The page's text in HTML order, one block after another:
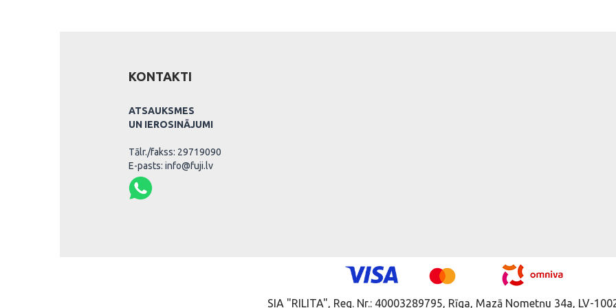
KONTAKTI
ATSAUKSMES
UN IEROSINĀJUMI
Tālr./fakss: 29719090
E-pasts: info@fuji.lv
SIA "RILITA", Reg. Nr.: 40003289795, Rīga, Mazā Nometņu 34a, LV-